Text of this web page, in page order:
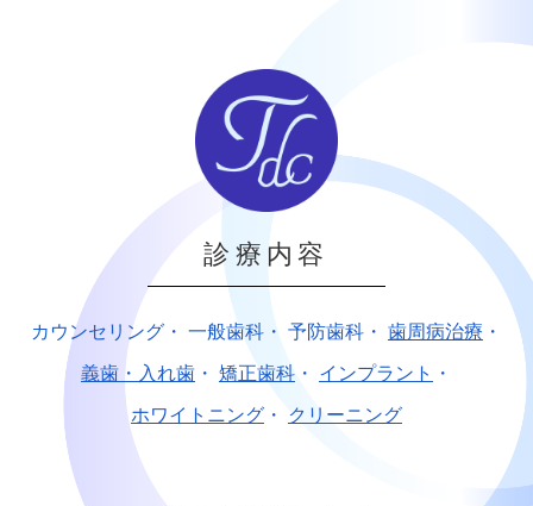
診療内容
カウンセリング ・ 一般歯科 ・ 予防歯科 ・ 歯周病治療 ・
義歯・入れ歯 ・ 矯正歯科 ・ インプラント ・
ホワイトニング ・ クリーニング